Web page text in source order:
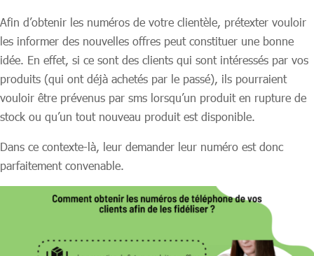
Afin d’obtenir les numéros de votre clientèle, prétexter vouloir
les informer des nouvelles offres peut constituer une bonne
idée. En effet, si ce sont des clients qui sont intéressés par vos
produits (qui ont déjà achetés par le passé), ils pourraient
vouloir être prévenus par sms lorsqu’un produit en rupture de
stock ou qu’un tout nouveau produit est disponible.
Dans ce contexte-là, leur demander leur numéro est donc
parfaitement convenable.